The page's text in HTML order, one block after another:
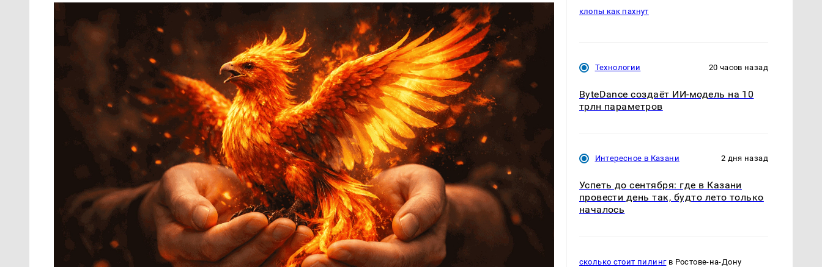
клопы как пахнут
Технологии 20 часов назад
ByteDance создаёт ИИ-модель на 10
трлн параметров
Интересное в Казани 2 дня назад
Успеть до сентября: где в Казани
провести день так, будто лето только
началось
сколько стоит пилингв Ростове-на-Дону